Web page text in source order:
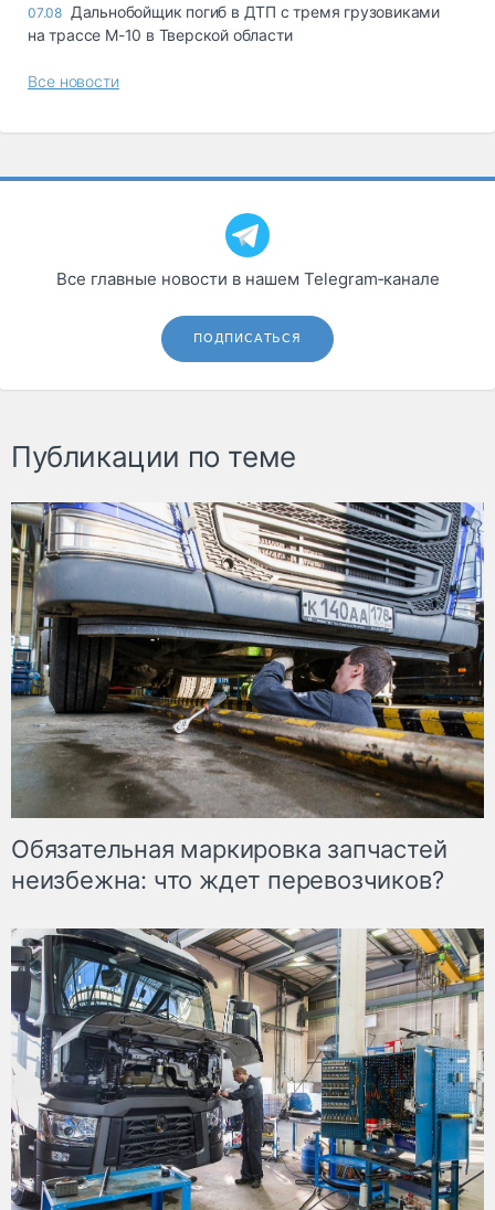
07.08 Дальнобойщик погиб в ДТП с тремя грузовиками
на трассе М-10 в Тверской области
Все новости
Все главные новости в нашем Telegram‑канале
ПОДПИСАТЬСЯ
Публикации по теме
Обязательная маркировка запчастей
неизбежна: что ждет перевозчиков?